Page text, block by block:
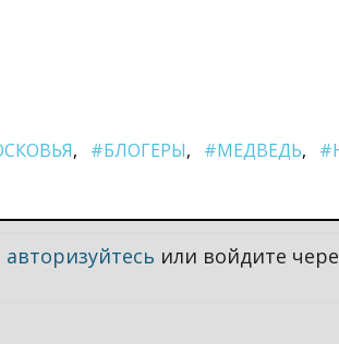
#БЛОГЕРЫ #МЕДВЕДЬ
авторизуйтесь или войдите